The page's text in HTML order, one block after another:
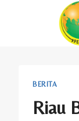
BERITA
Riau